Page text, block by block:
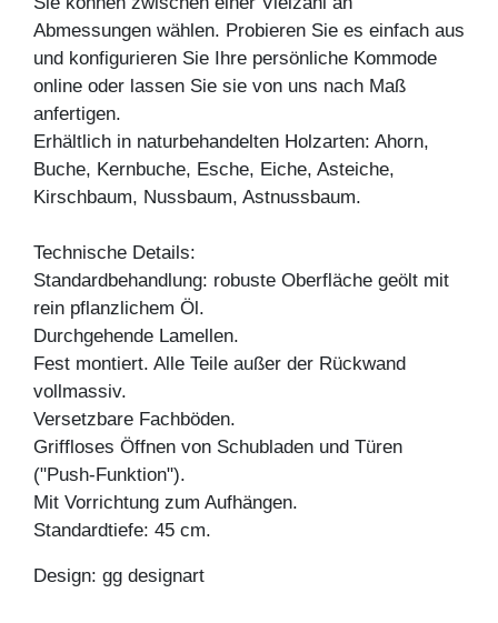
Abmessungen wählen. Probieren Sie es einfach aus
und konfigurieren Sie Ihre persönliche Kommode
online oder lassen Sie sie von uns nach Maß
anfertigen.
Erhältlich in naturbehandelten Holzarten: Ahorn,
Buche, Kernbuche, Esche, Eiche, Asteiche,
Kirschbaum, Nussbaum, Astnussbaum.
Technische Details:
Standardbehandlung: robuste Oberfläche geölt mit
rein pflanzlichem Öl.
Durchgehende Lamellen.
Fest montiert. Alle Teile außer der Rückwand
vollmassiv.
Versetzbare Fachböden.
Griffloses Öffnen von Schubladen und Türen
("Push-Funktion").
Mit Vorrichtung zum Aufhängen.
Standardtiefe: 45 cm.
Design: gg designart